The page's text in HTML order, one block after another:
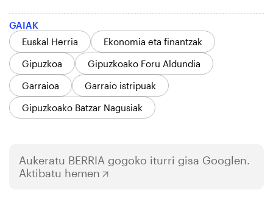
GAIAK
Euskal Herria
Ekonomia eta finantzak
Gipuzkoa
Gipuzkoako Foru Aldundia
Garraioa
Garraio istripuak
Gipuzkoako Batzar Nagusiak
Aukeratu BERRIA gogoko iturri gisa Googlen.
Aktibatu hemen